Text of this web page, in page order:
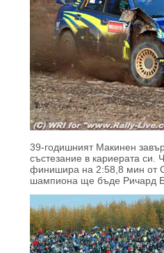
39-годишният Макинен
състезание в кариерата си.
финишира на 2:58,8 мин от
шампиона ще бъде Ричард